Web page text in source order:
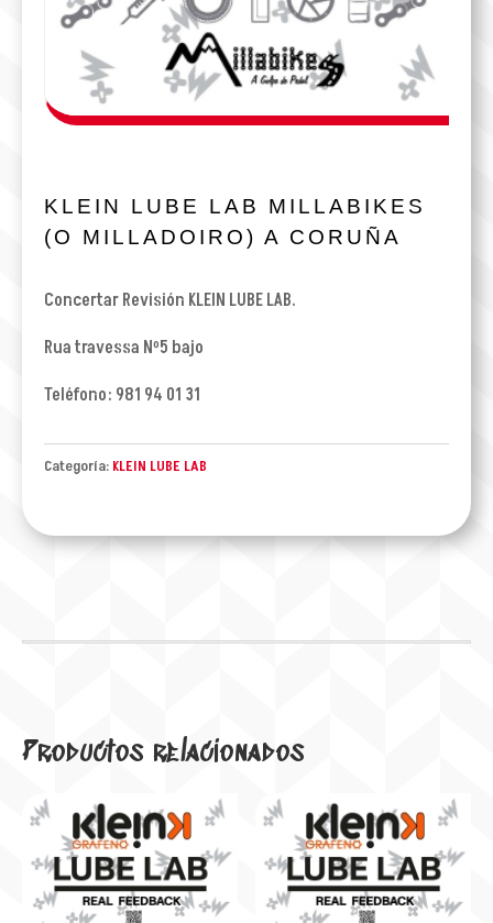
KLEIN LUBE LAB MILLABIKES
(O MILLADOIRO) A CORUÑA
Concertar Revisión KLEIN LUBE LAB.
Rua travessa Nº5 bajo
Teléfono: 981 94 01 31
Categoría: KLEIN LUBE LAB
Productos relacionados